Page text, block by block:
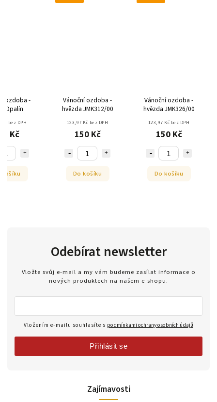
ozdoba -
Opalín
bez DPH
Kč
košíku
Vánoční ozdoba -
hvězda JMK312/00
123,97 Kč bez DPH
150 Kč
Do košíku
Vánoční ozdoba -
hvězda JMK326/00
123,97 Kč bez DPH
150 Kč
Do košíku
Zajímavosti
Odebírat newsletter
Vložte svůj e-mail a my vám budeme zasílat informace o
nových produktech na našem e-shopu.
Vložením e-mailu souhlasíte s podmínkami ochrany osobních údajů
Přihlásit se